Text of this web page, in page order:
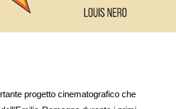
progetto cinematografico che